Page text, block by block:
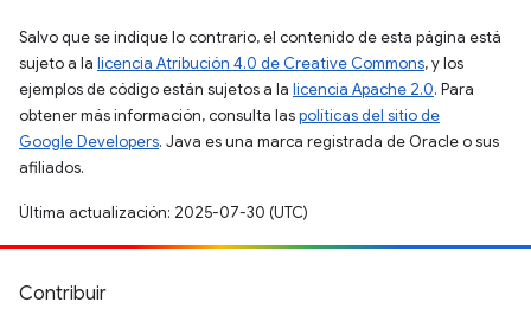
Salvo que se indique lo contrario, el contenido de esta página está
sujeto a la licencia Atribución 4.0 de Creative Commons, y los
ejemplos de código están sujetos a la licencia Apache 2.0. Para
obtener más información, consulta laspolíticas del sitio de
Google Developers. Java es una marca registrada de Oracle o sus
afiliados.
Última actualización: 2025-07-30 (UTC)
Contribuir